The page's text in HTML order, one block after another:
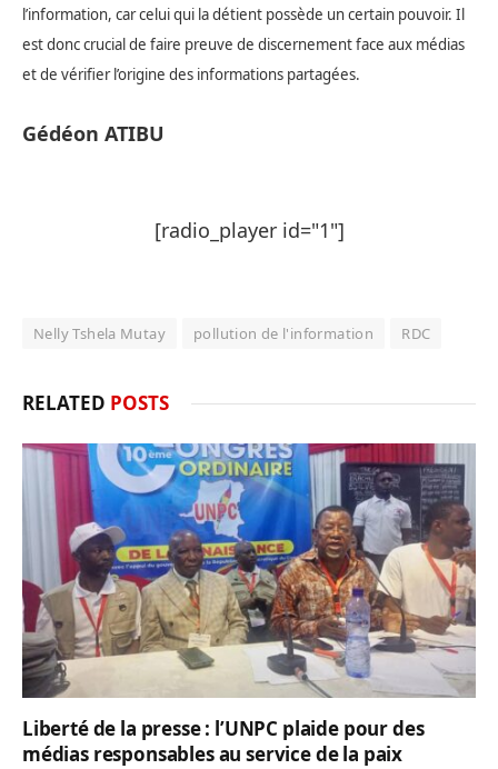
l’information, car celui qui la détient possède un certain pouvoir. Il
est donc crucial de faire preuve de discernement face aux médias
et de vérifier l’origine des informations partagées.
Gédéon ATIBU
[radio_player id="1"]
Nelly Tshela Mutay pollution de l'information RDC
RELATED POSTS
Liberté de la presse : l’UNPC plaide pour des
médias responsables au service de la paix